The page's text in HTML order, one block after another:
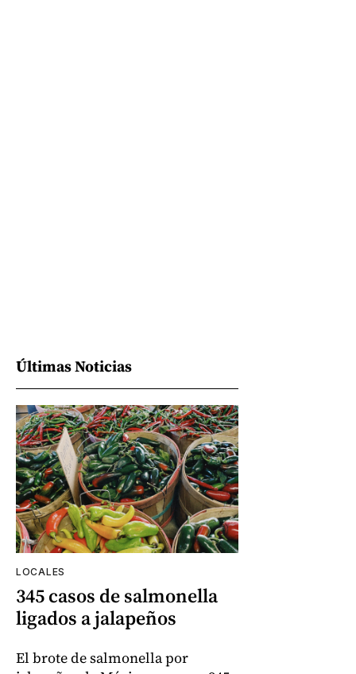
Últimas Noticias
LOCALES
345 casos de salmonella
ligados a jalapeños
El brote de salmonella por